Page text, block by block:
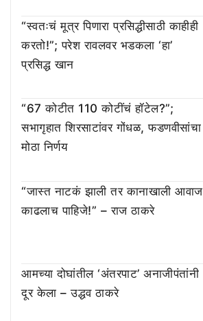
“स्वतःचं मूत्र पिणारा प्रसिद्धीसाठी काहीही
करतो!”; परेश रावलवर भडकला ‘हा’
प्रसिद्ध खान
“67 कोटीत 110 कोटींचं हॉटेल?”;
सभागृहात शिरसाटांवर गोंधळ, फडणवीसांचा
मोठा निर्णय
“जास्त नाटकं झाली तर कानाखाली आवाज
काढलाच पाहिजे!” – राज ठाकरे
आमच्या दोघांतील ‘अंतरपाट’ अनाजीपंतांनी
दूर केला – उद्धव ठाकरे